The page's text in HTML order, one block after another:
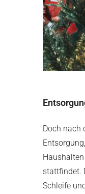
Doch nach
stattfindet.
Schleife